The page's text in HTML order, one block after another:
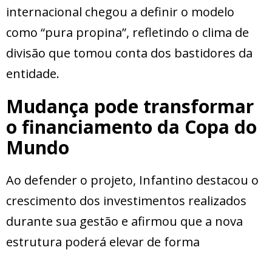
internacional chegou a definir o modelo
como “pura propina”, refletindo o clima de
divisão que tomou conta dos bastidores da
entidade.
Mudança pode transformar
o financiamento da Copa do
Mundo
Ao defender o projeto, Infantino destacou o
crescimento dos investimentos realizados
durante sua gestão e afirmou que a nova
estrutura poderá elevar de forma